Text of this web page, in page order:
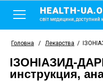
HEALTH-
світ медицини, доступний
Головна / Лекарства /
ІЗОНІАЗИД-
инструкция,